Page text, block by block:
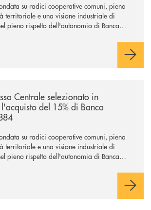
su radici cooperative comuni, piena
territoriale e una visione industriale di
pieno rispetto dell'autonomia di Banca
per la finalizzazione dell’operazione.
Centrale selezionato in
del 15% di Banca
su radici cooperative comuni, piena
territoriale e una visione industriale di
pieno rispetto dell'autonomia di Banca
per la finalizzazione dell’operazione.